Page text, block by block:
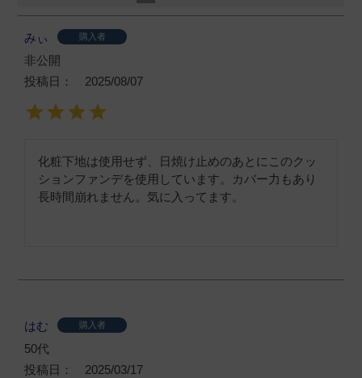
みぃ 購入者
非公開
投稿日
2025/08/07
化粧下地は使用せず、日焼け止めのあとにこのクッ
ションファンデを使用しています。カバー力もあり
長時間崩れません。気に入ってます。
はむ 購入者
50代
投稿日
2025/03/17